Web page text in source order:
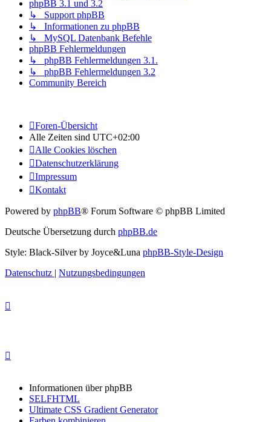
phpBB 3.1 und 3.2
↳ Support phpBB
↳ Informationen zu phpBB
↳ MySQL Datenbank Befehle
phpBB Fehlermeldungen
↳ phpBB Fehlermeldungen 3.1.
↳ phpBB Fehlermeldungen 3.2
Community Bereich
Foren-Übersicht
Alle Zeiten sind UTC+02:00
Alle Cookies löschen
Datenschutzerklärung
Impressum
Kontakt
Powered by phpBB® Forum Software © phpBB Limited
Deutsche Übersetzung durch phpBB.de
Style: Black-Silver by Joyce&Luna phpBB-Style-Design
Datenschutz | Nutzungsbedingungen
Informationen über phpBB
SELFHTML
Ultimate CSS Gradient Generator